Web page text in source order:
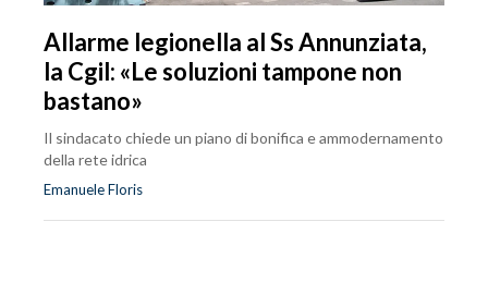
Allarme legionella al Ss Annunziata,
la Cgil: «Le soluzioni tampone non
bastano»
Il sindacato chiede un piano di bonifica e ammodernamento
della rete idrica
Emanuele Floris